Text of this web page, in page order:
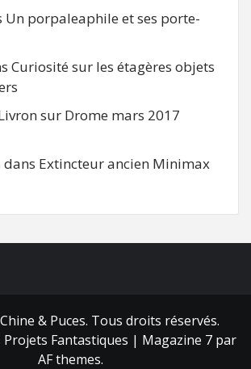
Un porpaleaphile et ses porte-
Curiosité sur les étagères objets
sur Drome mars 2017
dans Extincteur ancien Minimax
& Puces. Tous droits réservés.
Fantastiques | Magazine 7 par
AF themes.